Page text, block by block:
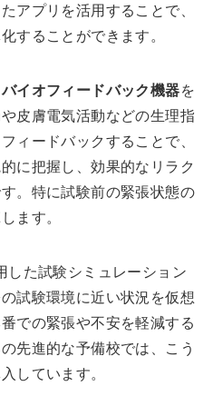
アプリを活用することで、
することができます。
バイオフィードバック機器を
皮膚電気活動などの生理指
ィードバックすることで、
に把握し、効果的なリラク
。特に試験前の緊張状態の
ます。
した試験シミュレーション
試験環境に近い状況を仮想
での緊張や不安を軽減する
先進的な予備校では、こう
しています。